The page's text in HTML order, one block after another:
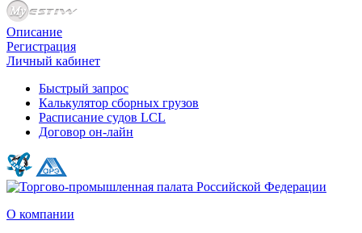
Описание
Регистрация
Личный кабинет
Быстрый запрос
Калькулятор сборных грузов
Расписание судов LCL
Договор он-лайн
О компании